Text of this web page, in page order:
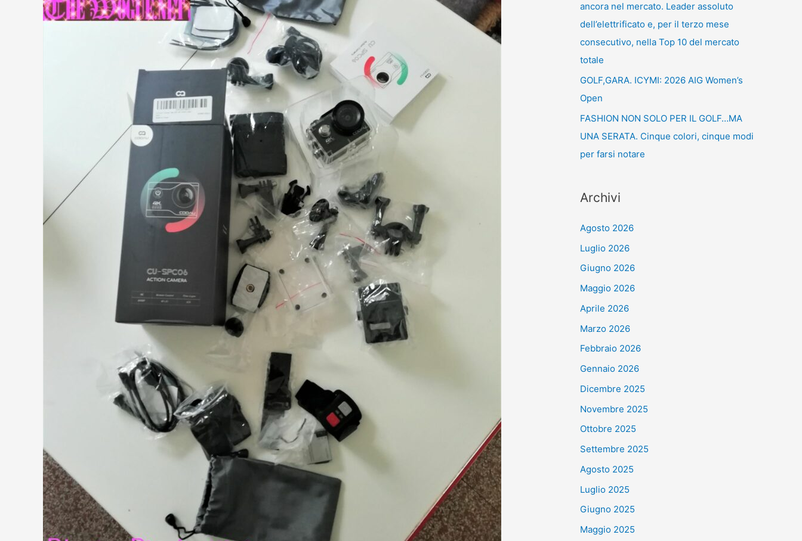
ancora nel mercato. Leader assoluto
dell’elettrificato e, per il terzo mese
consecutivo, nella Top 10 del mercato
totale
GOLF,GARA. ICYMI: 2026 AIG Women’s
Open
FASHION NON SOLO PER IL GOLF…MA
UNA SERATA. Cinque colori, cinque modi
per farsi notare
Archivi
Agosto 2026
Luglio 2026
Giugno 2026
Maggio 2026
Aprile 2026
Marzo 2026
Febbraio 2026
Gennaio 2026
Dicembre 2025
Novembre 2025
Ottobre 2025
Settembre 2025
Agosto 2025
Luglio 2025
Giugno 2025
Maggio 2025